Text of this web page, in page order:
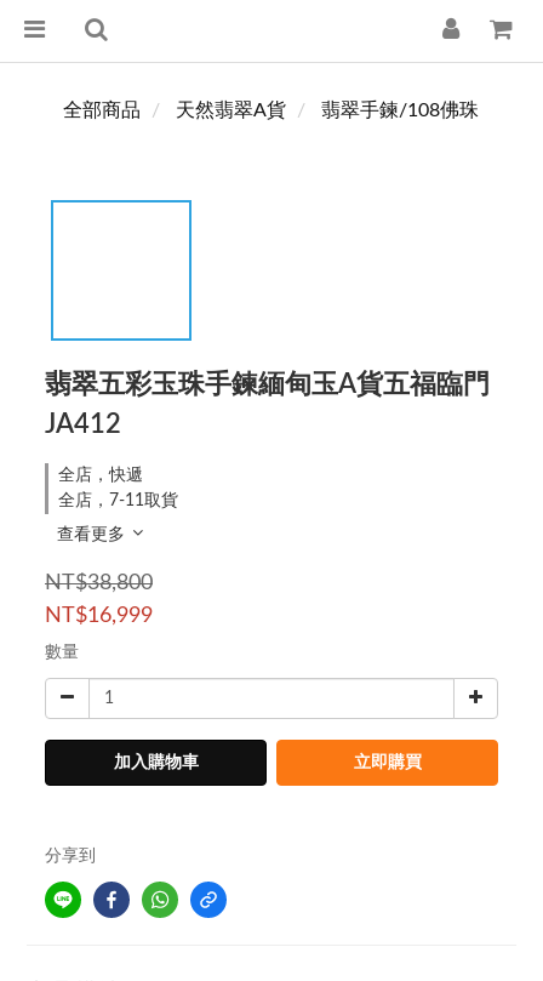
全部商品 天然翡翠A貨 翡翠手鍊/108佛珠
翡翠五彩玉珠手鍊緬甸玉A貨五福臨門
JA412
全店，快遞
全店，7-11取貨
查看更多
NT$38,800
NT$16,999
數量
加入購物車 立即購買
分享到